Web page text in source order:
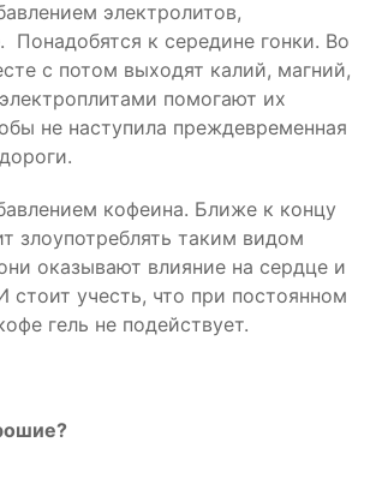
электролитов,
Понадобятся к середине гонки. Во
с потом выходят калий, магний,
помогают их
не наступила преждевременная
кофеина. Ближе к концу
злоупотреблять таким видом
оказывают влияние на сердце и
стоит учесть, что при постоянном
гель не подействует.